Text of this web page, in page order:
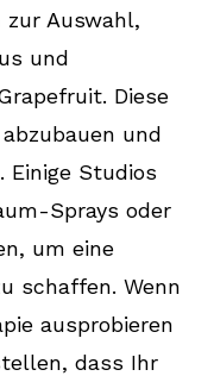
Auswahl,
und
Diese
und
Einige Studios
Sprays oder
um eine
schaffen. Wenn
ausprobieren
dass Ihr